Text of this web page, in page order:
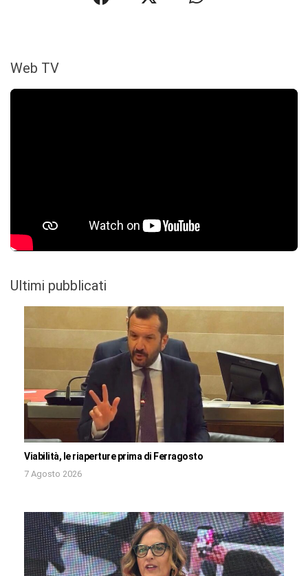
Web TV
Ultimi pubblicati
Viabilità, le riaperture prima di Ferragosto
7 Agosto 2026